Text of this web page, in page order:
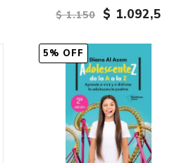
$ 1.150 $ 1.092,5
5% OFF